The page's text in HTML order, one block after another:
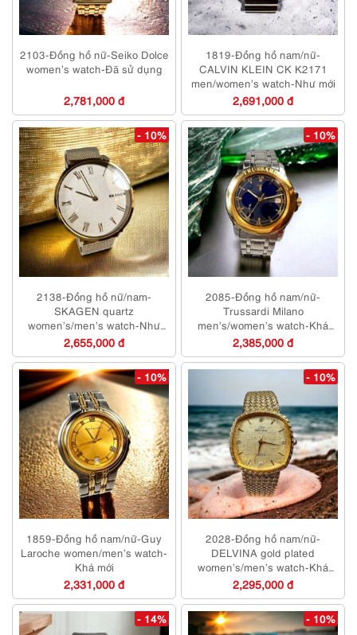
2103-Đồng hồ nữ-Seiko Dolce
women’s watch-Đã sử dụng
2,781,000 đ
1819-Đồng hồ nam/nữ-
CALVIN KLEIN CK K2171
men/women’s watch-Như mới
2,691,000 đ
- 10%
2138-Đồng hồ nữ/nam-
SKAGEN quartz
women’s/men’s watch-Như
mới
2,655,000 đ
- 10%
2085-Đồng hồ nam/nữ-
Trussardi Milano
men’s/women’s watch-Khá
mới
2,385,000 đ
- 10%
1859-Đồng hồ nam/nữ-Guy
Laroche women/men’s watch-
Khá mới
2,331,000 đ
- 10%
2028-Đồng hồ nam/nữ-
DELVINA gold plated
women’s/men’s watch-Khá
mới
2,295,000 đ
- 14% - 10%